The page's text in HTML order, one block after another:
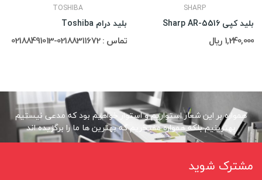
TOSHIBA
بلید درام Toshiba
تماس : 02188311672-02188491013
SHARP
بلید کپی Sharp AR-5516
1,240,000 ریال
همواره بر این شعار استواریم و استوار خواهیم بود که مدعی نیستیم
بهترینیم بلکه همواره مفتخریم که بهترین ها ما را برگزیده اند
مشترک شوید